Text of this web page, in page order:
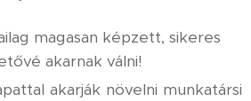
magasan képzett, sikeres
akarnak válni!
akarják növelni munkatársi